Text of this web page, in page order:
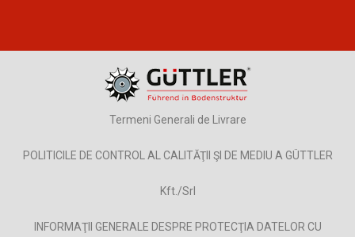
Termeni Generali de Livrare
POLITICILE DE CONTROL AL CALITĂŢII ŞI DE MEDIU A GÜTTLER
Kft./Srl
INFORMAŢII GENERALE DESPRE PROTECŢIA DATELOR CU